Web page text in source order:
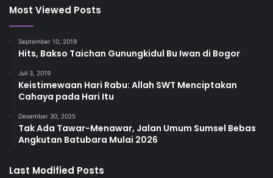
Most Viewed Posts
September 10, 2019
Hits, Bakso Taichan Gunungkidul Bu Iwan di Bogor
Juli 3, 2019
Keistimewaan Hari Rabu: Allah SWT Menciptakan
Cahaya pada Hari Itu
Desember 30, 2025
Tak Ada Tawar-Menawar, Jalan Umum Sumsel Bebas
Angkutan Batubara Mulai 2026
Last Modified Posts